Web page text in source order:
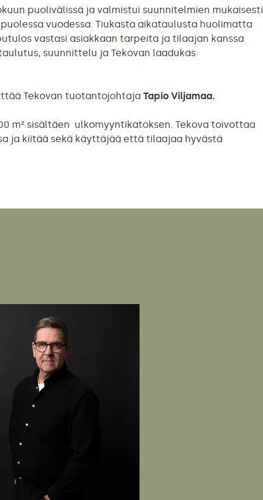
puolivälissä ja valmistui suunnitelmien mukaisesti
vuodessa. Tiukasta aikataulusta huolimatta
vastasi asiakkaan tarpeita ja tilaajan kanssa
suunnittelu ja Tekovan laadukas
Tekovan tuotantojohtaja Tapio Viljamaa.
m² sisältäen ulkomyyntikatoksen. Tekova toivottaa
ja kiitää sekä käyttäjää että tilaajaa hyvästä